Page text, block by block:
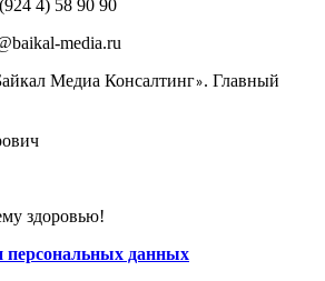
4) 58 90 90
media.ru
Медиа Консалтинг». Главный
здоровью!
персональных данных